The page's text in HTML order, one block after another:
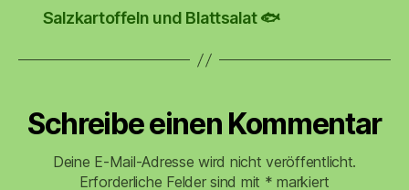
Salzkartoffeln und Blattsalat 🐟
Schreibe einen Kommentar
Deine E-Mail-Adresse wird nicht veröffentlicht.
Erforderliche Felder sind mit * markiert